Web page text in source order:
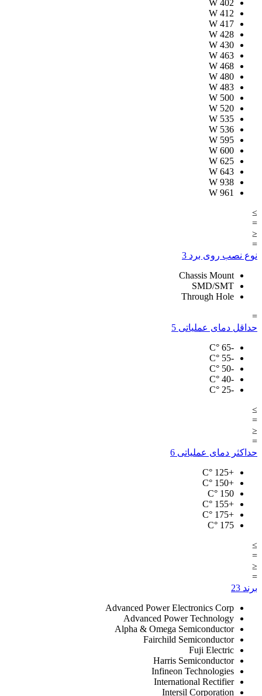
402
W
412
W
417
W
428
W
430
W
463
W
468
W
480
W
483
W
500
W
520
W
535
W
536
W
595
W
600
W
625
W
643
W
938
W
961
W
≥
=
≤
=
نوع نصب روی برد 3
Chassis Mount
SMD/SMT
Through Hole
=
حداقل دمای عملیاتی 5
-65
°C
-55
°C
-50
°C
-40
°C
-25
°C
≥
=
≤
=
حداکثر دمای عملیاتی 6
+125
°C
+150
°C
150
°C
+155
°C
+175
°C
175
°C
≥
=
≤
=
برند 23
Advanced Power Electronics Corp
Advanced Power Technology
Alpha & Omega Semiconductor
Fairchild Semiconductor
Fuji Electric
Harris Semiconductor
Infineon Technologies
International Rectifier
Intersil Corporation